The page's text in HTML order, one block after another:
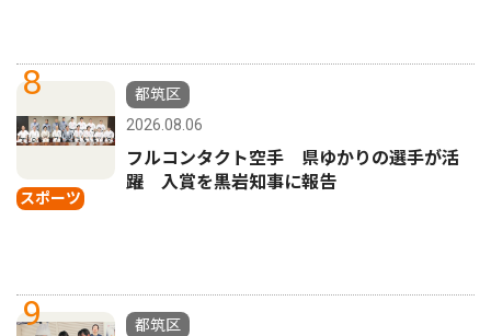
8
スポーツ
都筑区
2026.08.06
フルコンタクト空手 県ゆかりの選手が活
躍 入賞を黒岩知事に報告
9
都筑区